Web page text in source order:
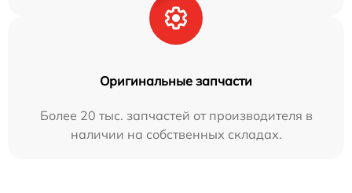
Оригинальные запчасти
Более 20 тыс. запчастей от производителя в
наличии на собственных складах.